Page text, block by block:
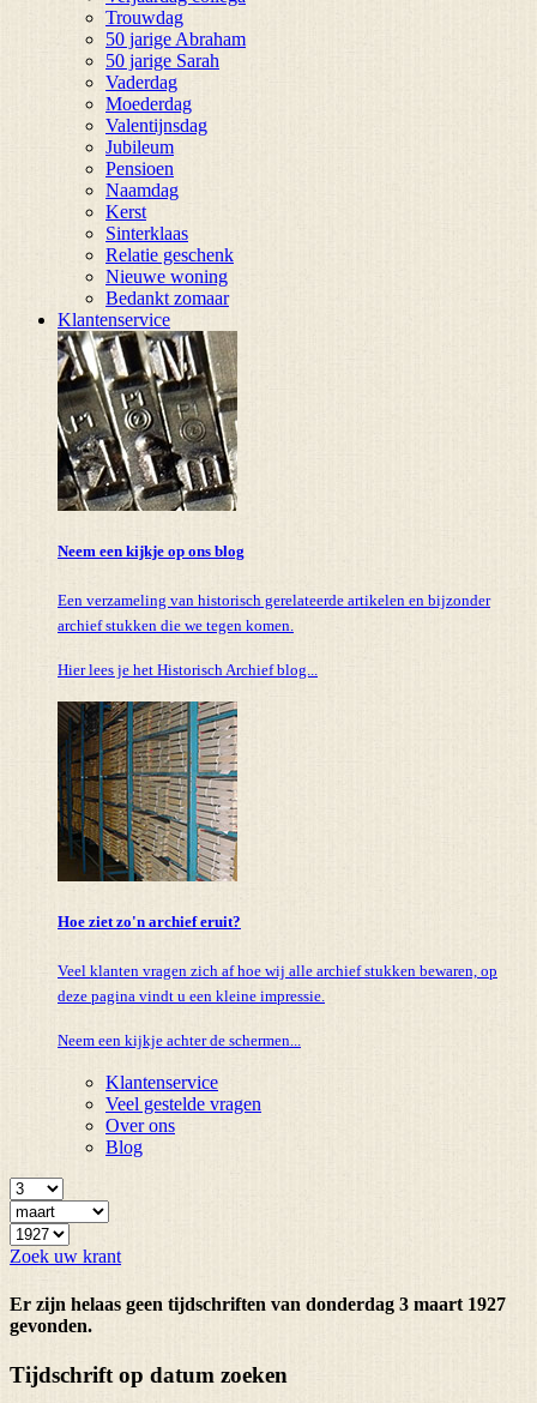
Trouwdag
50 jarige Abraham
50 jarige Sarah
Vaderdag
Moederdag
Valentijnsdag
Jubileum
Pensioen
Naamdag
Kerst
Sinterklaas
Relatie geschenk
Nieuwe woning
Bedankt zomaar
Klantenservice
Neem een kijkje op ons blog
Een verzameling van historisch gerelateerde artikelen en bijzonder
archief stukken die we tegen komen.
Hier lees je het Historisch Archief blog...
Hoe ziet zo'n archief eruit?
Veel klanten vragen zich af hoe wij alle archief stukken bewaren, op
deze pagina vindt u een kleine impressie.
Neem een kijkje achter de schermen...
Klantenservice
Veel gestelde vragen
Over ons
Blog
Zoek uw krant
Er zijn helaas geen tijdschriften van donderdag 3 maart 1927
gevonden.
Tijdschrift op datum zoeken